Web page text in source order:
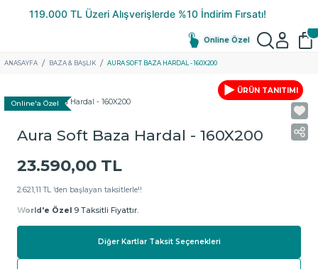
Online Özel
ANASAYFA BAZA & BAŞLIK AURA SOFT BAZA HARDAL - 160X200
ÜRÜN TANITIMI
Online'a Özel
Aura Soft Baza Hardal - 160X200
23.590,00 TL
2.621,11 TL ‘den başlayan taksitlerle!!
World'e Özel 9 Taksitli Fiyattır.
Diğer Kartlar Taksit Seçenekleri